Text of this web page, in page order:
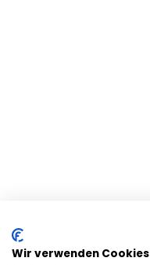
Wir verwenden Cookies